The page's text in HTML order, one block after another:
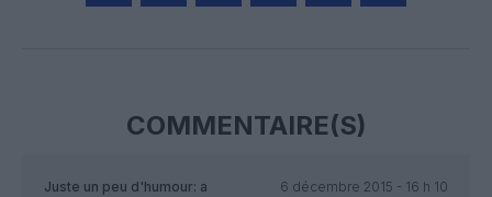
COMMENTAIRE(S)
Juste un peu d'humour: a 6 décembre 2015 - 16 h 10